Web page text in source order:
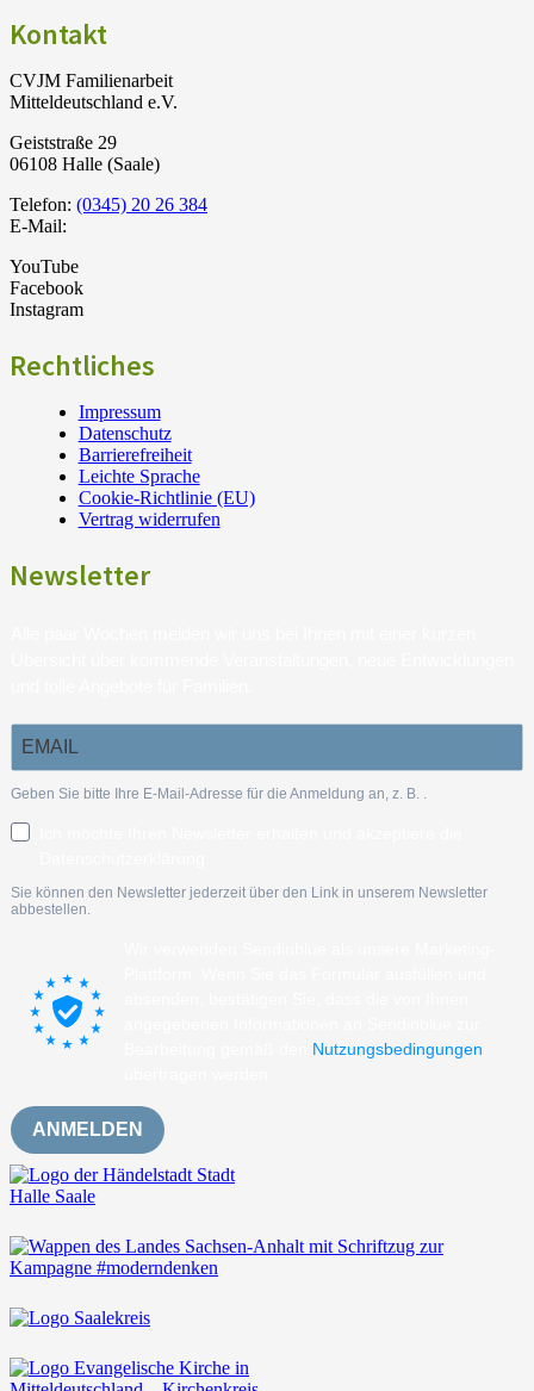
Kontakt
CVJM Familienarbeit
Mitteldeutschland e.V.
Geiststraße 29
06108 Halle (Saale)
Telefon: (0345) 20 26 384
E-Mail:
YouTube
Facebook
Instagram
Rechtliches
Impressum
Datenschutz
Barrierefreiheit
Leichte Sprache
Cookie-Richtlinie (EU)
Vertrag widerrufen
Newsletter
Geben Sie bitte Ihre E-Mail-Adresse für die Anmeldung an, z. B.
Sie können den Newsletter jederzeit über den Link in unserem Newsletter
abbestellen.
Nutzungsbedingungen
ANMELDEN